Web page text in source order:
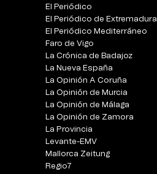
El Periódico
El Periódico de Extremadura
El Periódico Mediterráneo
Faro de Vigo
La Crónica de Badajoz
La Nueva España
La Opinión A Coruña
La Opinión de Murcia
La Opinión de Málaga
La Opinión de Zamora
La Provincia
Levante-EMV
Mallorca Zeitung
Regio7